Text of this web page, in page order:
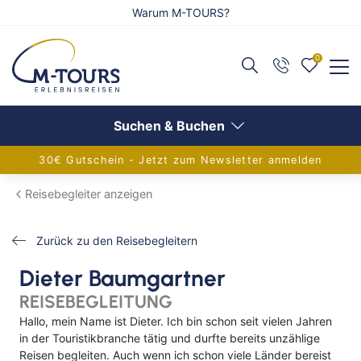
Warum M-TOURS?
0
Suchen & Buchen
30€ Gutschein - Jetzt zum Newsletter anmelden
Zurück
Reiseangebote anzeigen
Alleinreisende
Aktivreisen
Eventreisen
Gruppenreisen
Zurück
Flug anzeigen
Griechenland
Europa
Frankreich
Inseln im Mittelmeer
Zurück
Schiff anzeigen
AIDA Verlockung der Woche
Flusskreuzfahrten
Adventskreuzfahrt
Europa-Kreuzfahrten
Reisebegleiter anzeigen
Zurück zu den Reisebegleitern
Dieter Baumgartner
REISEBEGLEITUNG
Hallo, mein Name ist Dieter. Ich bin schon seit vielen Jahren
in der Touristikbranche tätig und durfte bereits unzählige
Reisen begleiten. Auch wenn ich schon viele Länder bereist